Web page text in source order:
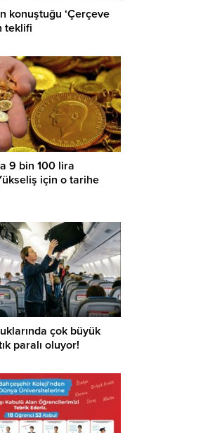
konuştuğu ‘Çerçeve
teklifi
9 bin 100 lira
için o tarihe
çok büyük
paralı oluyor!